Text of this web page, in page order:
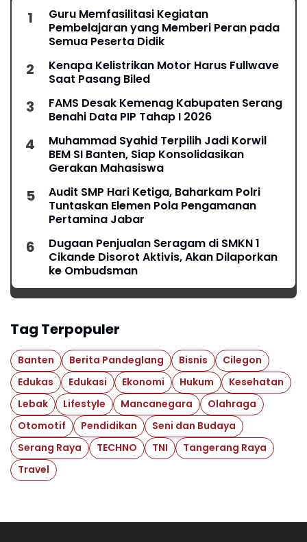
Guru Memfasilitasi Kegiatan
Pembelajaran yang Memberi Peran pada
Semua Peserta Didik
Kenapa Kelistrikan Motor Harus Fullwave
Saat Pasang Biled
FAMS Desak Kemenag Kabupaten Serang
Benahi Data PIP Tahap I 2026
Muhammad Syahid Terpilih Jadi Korwil
BEM SI Banten, Siap Konsolidasikan
Gerakan Mahasiswa
Audit SMP Hari Ketiga, Baharkam Polri
Tuntaskan Elemen Pola Pengamanan
Pertamina Jabar
Dugaan Penjualan Seragam di SMKN 1
Cikande Disorot Aktivis, Akan Dilaporkan
ke Ombudsman
Tag Terpopuler
Banten Berita Pandeglang Bisnis
Cilegon
Edukas
Edukasi Ekonomi Hukum
Kesehatan
Lebak
Lifestyle Mancanegara
Olahraga
Otomotif
Pendidikan
Seni dan Budaya
Serang Raya
TECHNO TNI
Tangerang Raya
Travel